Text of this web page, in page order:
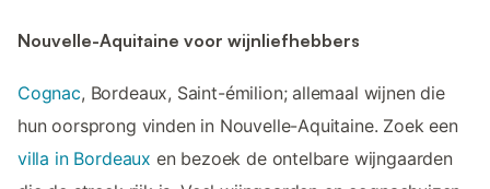
Nouvelle-Aquitaine voor wijnliefhebbers
Cognac, Bordeaux, Saint-émilion; allemaal wijnen die
hun oorsprong vinden in Nouvelle-Aquitaine. Zoek een
villa in Bordeaux en bezoek de ontelbare wijngaarden